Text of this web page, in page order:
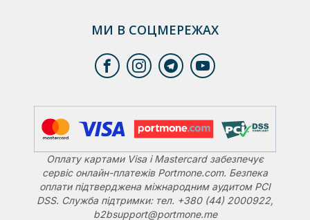
МИ В СОЦМЕРЕЖАХ
Оплату картами Visa і Mastercard забезпечує
сервіс онлайн-платежів Portmone.com. Безпека
оплати підтверджена міжнародним аудитом PCI
DSS. Служба підтримки: тел. +380 (44) 2000922,
b2bsupport@portmone.me